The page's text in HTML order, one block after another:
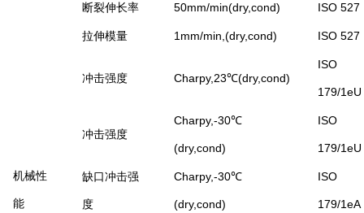
机械性
能
断裂伸长率 50mm/min(dry,cond) ISO 527
拉伸模量 1mm/min,(dry,cond) ISO 527
冲击强度 Charpy,23℃(dry,cond)
ISO
179/1eU
冲击强度
Charpy,-30℃
(dry,cond)
ISO
179/1eU
缺口冲击强
度
Charpy,-30℃
(dry,cond)
ISO
179/1eA